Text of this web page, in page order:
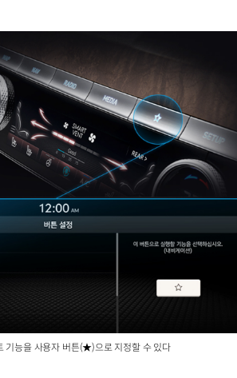
기능을 사용자 버튼(★)으로 지정할 수 있다